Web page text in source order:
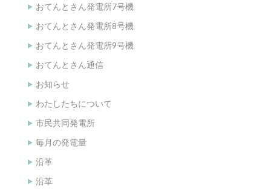
おてんとさん発電所7号機
おてんとさん発電所8号機
おてんとさん発電所9号機
おてんとさん通信
お知らせ
わたしたちについて
市民共同発電所
毎月の発電量
沿革
沿革